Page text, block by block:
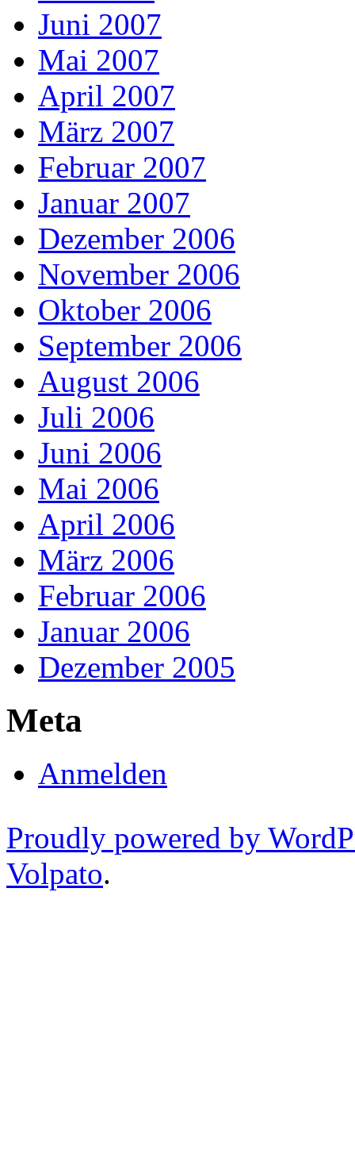
Juni 2007
Mai 2007
April 2007
März 2007
Februar 2007
Januar 2007
Dezember 2006
November 2006
Oktober 2006
September 2006
August 2006
Juli 2006
Juni 2006
Mai 2006
April 2006
März 2006
Februar 2006
Januar 2006
Dezember 2005
Meta
Anmelden
Proudly powered by
Volpato.